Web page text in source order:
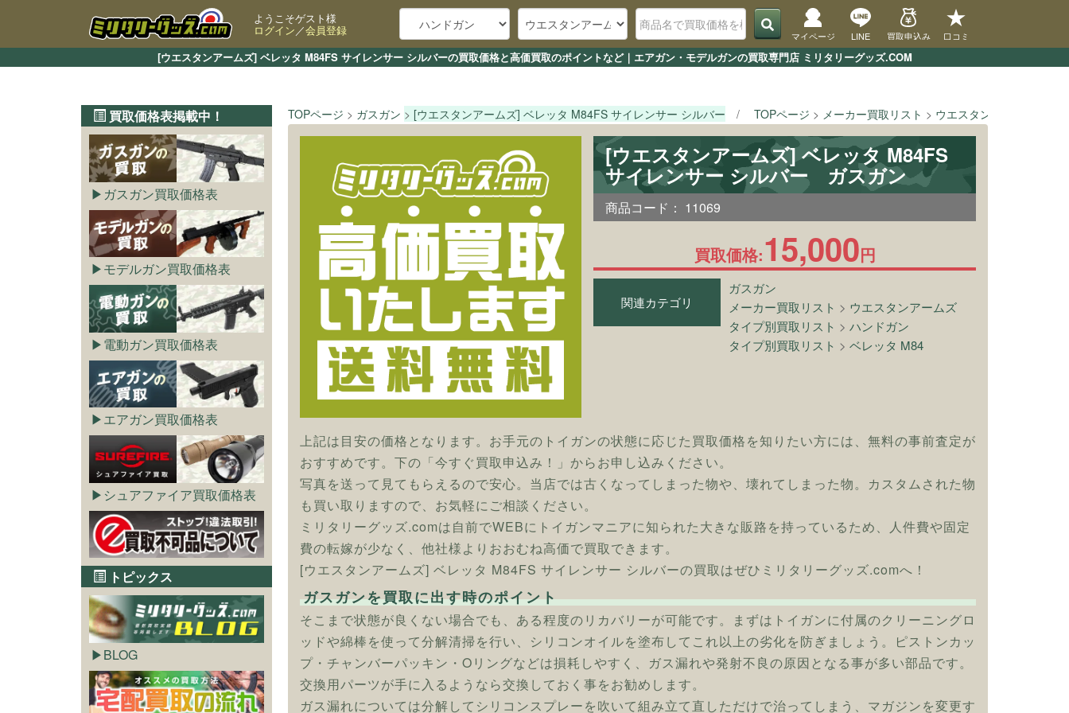
[ウエスタンアームズ] ベレッタ M84FS サイレンサー シルバーの買取価格と高価買取のポイントなど｜エアガン・モデルガンの買取専門店 ミリタリーグッズ.COM
ようこそゲスト様
ログイン／会員登録 マイページ LINE 買取申込み 口コミ
TOPページ ガスガン [ウエスタンアームズ] ベレッタ M84FS サイレンサー シルバー TOPページ メーカー買取リスト ウエスタンアームズ
[ウエスタンアームズ] ベレッタ M84FS
サイレンサー シルバー ガスガン
商品コード： 11069
買取価格:15,000円
関連カテゴリ
ガスガン
メーカー買取リスト > ウエスタンアームズ
タイプ別買取リスト >ハンドガン
タイプ別買取リスト >ベレッタ M84
上記は目安の価格となります。お手元のトイガンの状態に応じた買取価格を知りたい方には、無料の事前査定が
おすすめです。下の「今すぐ買取申込み！」からお申し込みください。
写真を送って見てもらえるので安心。当店では古くなってしまった物や、壊れてしまった物。カスタムされた物
も買い取りますので、お気軽にご相談ください。
ミリタリーグッズ.comは自前でWEBにトイガンマニアに知られた大きな販路を持っているため、人件費や固定
費の転嫁が少なく、他社様よりおおむね高価で買取できます。
[ウエスタンアームズ] ベレッタ M84FS サイレンサー シルバーの買取はぜひミリタリーグッズ.comへ！
ガスガンを買取に出す時のポイント
そこまで状態が良くない場合でも、ある程度のリカバリーが可能です。まずはトイガンに付属のクリーニングロ
ッドや綿棒を使って分解清掃を行い、シリコンオイルを塗布してこれ以上の劣化を防ぎましょう。ピストンカッ
プ・チャンバーパッキン・Oリングなどは損耗しやすく、ガス漏れや発射不良の原因となる事が多い部品です。
交換用パーツが手に入るようなら交換しておく事をお勧めします。
ガス漏れについては分解してシリコンスプレーを吹いて組み立て直しただけで治ってしまう、マガジンを変更す
買取価格表掲載中！
ガスガン買取価格表
モデルガン買取価格表
電動ガン買取価格表
エアガン買取価格表
シュアファイア買取価格表
トピックス
BLOG